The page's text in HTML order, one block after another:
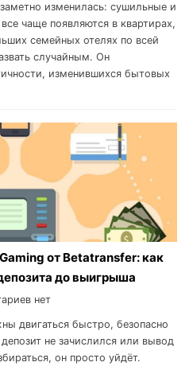
изменилась: сушильные и
чаще появляются в квартирах,
семейных отелях по всей
случайным. Он
изменившихся бытовых
от Betatransfer: как
до выигрыша
нет
двигаться быстро, безопасно
не зачислился или вывод
он просто уйдёт.